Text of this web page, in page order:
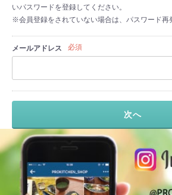
山一 マリメッコ
いパスワードを登録してください。
※会員登録をされていない場合は、パスワード再
メールアドレス 必須
次へ